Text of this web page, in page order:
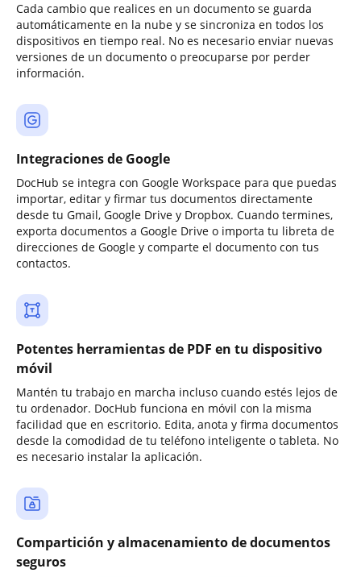
Cada cambio que realices en un documento se guarda
automáticamente en la nube y se sincroniza en todos los
dispositivos en tiempo real. No es necesario enviar nuevas
versiones de un documento o preocuparse por perder
información.
Integraciones de Google
DocHub se integra con Google Workspace para que puedas
importar, editar y firmar tus documentos directamente
desde tu Gmail, Google Drive y Dropbox. Cuando termines,
exporta documentos a Google Drive o importa tu libreta de
direcciones de Google y comparte el documento con tus
contactos.
Potentes herramientas de PDF en tu dispositivo
móvil
Mantén tu trabajo en marcha incluso cuando estés lejos de
tu ordenador. DocHub funciona en móvil con la misma
facilidad que en escritorio. Edita, anota y firma documentos
desde la comodidad de tu teléfono inteligente o tableta. No
es necesario instalar la aplicación.
Compartición y almacenamiento de documentos
seguros